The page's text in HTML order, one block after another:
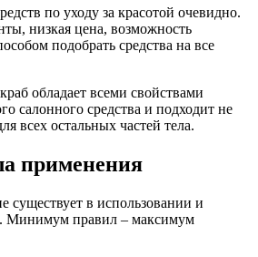
по уходу за красотой очевидно.
низкая цена, возможность
подобрать средства на все
обладает всеми свойствами
салонного средства и подходит не
всех остальных частей тела.
применения
существует в использовании и
Минимум правил – максимум